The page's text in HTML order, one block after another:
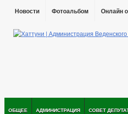
Новости Фотоальбом Онлайн
ОБЩЕЕ АДМИНИСТРАЦИЯ СОВЕТ